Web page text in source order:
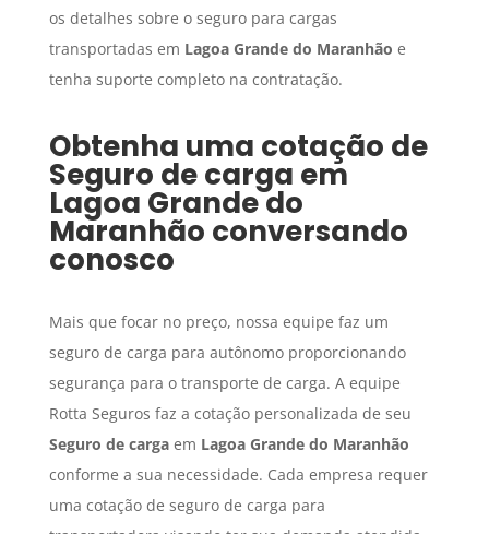
os detalhes sobre o seguro para cargas
transportadas em Lagoa Grande do Maranhão e
tenha suporte completo na contratação.
Obtenha uma cotação de
Seguro de carga em
Lagoa Grande do
Maranhão conversando
conosco
Mais que focar no preço, nossa equipe faz um
seguro de carga para autônomo proporcionando
segurança para o transporte de carga. A equipe
Rotta Seguros faz a cotação personalizada de seu
Seguro de cargaem Lagoa Grande do Maranhão
conforme a sua necessidade. Cada empresa requer
uma cotação de seguro de carga para